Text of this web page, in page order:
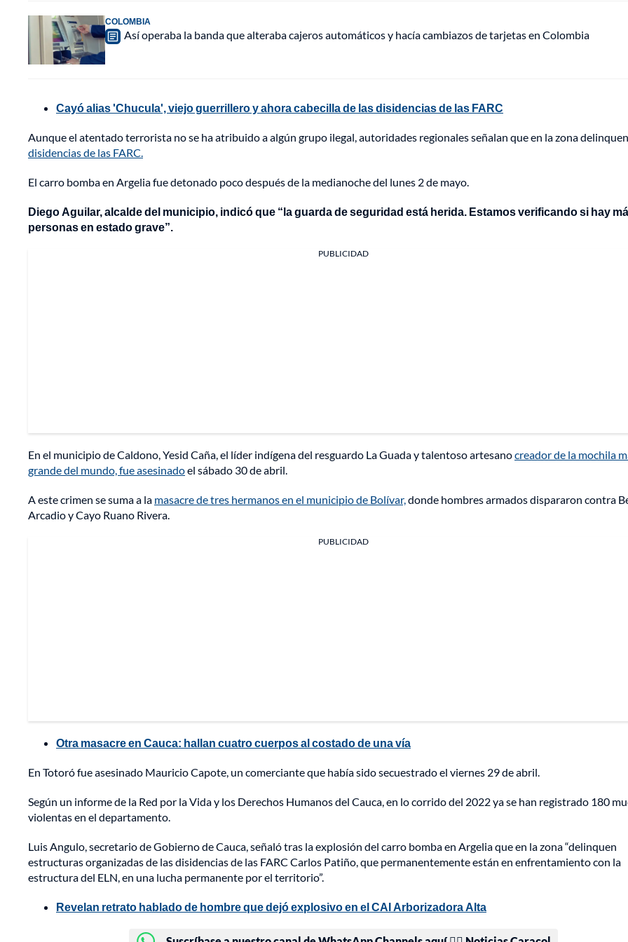
COLOMBIA
Así operaba la banda que alteraba cajeros automáticos y hacía cambiazos de tarjetas en Colombia
Cayó alias 'Chucula', viejo guerrillero y ahora cabecilla de las disidencias de las FARC
Aunque el atentado terrorista no se ha atribuido a algún grupo ilegal, autoridades regionales señalan que en la zona delinquen
disidencias de las FARC.
El carro bomba en Argelia fue detonado poco después de la medianoche del lunes 2 de mayo.
Diego Aguilar, alcalde del municipio, indicó que “la guarda de seguridad está herida. Estamos verificando si hay
personas en estado grave”.
PUBLICIDAD
En el municipio de Caldono, Yesid Caña, el líder indígena del resguardo La Guada y talentoso artesanocreador de la mochila
grande del mundo, fue asesinadoel sábado 30 de abril.
A este crimen se suma a la masacre de tres hermanos en el municipio de Bolívar,donde hombres armados dispararon contra
Arcadio y Cayo Ruano Rivera.
PUBLICIDAD
Otra masacre en Cauca: hallan cuatro cuerpos al costado de una vía
En Totoró fue asesinado Mauricio Capote, un comerciante que había sido secuestrado el viernes 29 de abril.
Según un informe de la Red por la Vida y los Derechos Humanos del Cauca, en lo corrido del 2022 ya se han registrado 180
violentas en el departamento.
Luis Angulo, secretario de Gobierno de Cauca, señaló tras la explosión del carro bomba en Argelia que en la zona “delinquen
estructuras organizadas de las disidencias de las FARC Carlos Patiño, que permanentemente están en enfrentamiento con la
estructura del ELN, en una lucha permanente por el territorio”.
Revelan retrato hablado de hombre que dejó explosivo en el CAI Arborizadora Alta